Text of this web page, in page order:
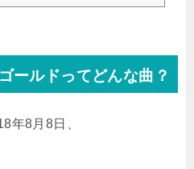
んのコメントを交えて紹介していきます。あいみ
ールドってどんな曲？
年8月8日、